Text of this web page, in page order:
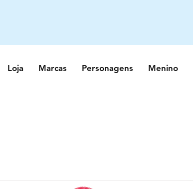
Loja Marcas Personagens Menino